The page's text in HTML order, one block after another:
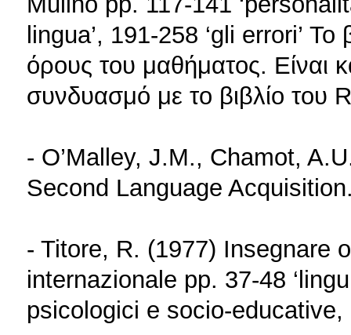
lingua’, 191-258 ‘gli errori’ Το
όρους του μαθήματος. Είναι
συνδυασμό με το βιβλίο του
- O’Malley, J.M., Chamot,
Second Language
- Titore, R. (1977) Insegnare
internazionale pp. 37-48
psicologici e socio-